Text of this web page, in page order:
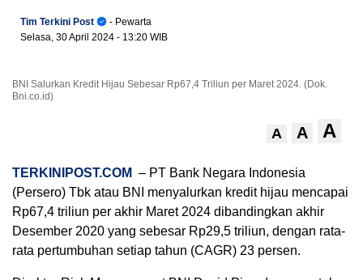
Tim Terkini Post
- Pewarta
Selasa, 30 April 2024 - 13:20 WIB
BNI Salurkan Kredit Hijau Sebesar Rp67,4 Triliun per Maret 2024. (Dok.
Bni.co.id)
A A A
TERKINIPOST.COM – PT Bank Negara Indonesia
(Persero) Tbk atau BNI menyalurkan kredit hijau mencapai
Rp67,4 triliun per akhir Maret 2024 dibandingkan akhir
Desember 2020 yang sebesar Rp29,5 triliun, dengan rata-
rata pertumbuhan setiap tahun (CAGR) 23 persen.